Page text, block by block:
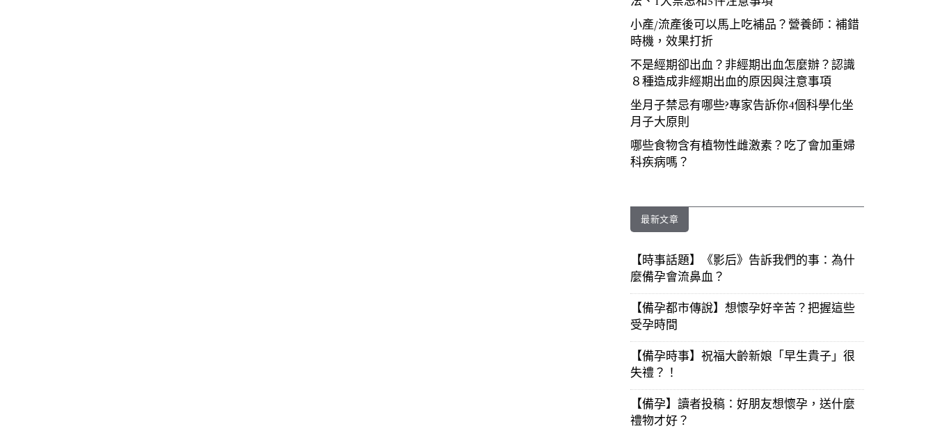
小產/流產後可以馬上吃補品？營養師：補錯
時機，效果打折
不是經期卻出血？非經期出血怎麼辦？認識
８種造成非經期出血的原因與注意事項
坐月子禁忌有哪些?專家告訴你4個科學化坐
月子大原則
哪些食物含有植物性雌激素？吃了會加重婦
科疾病嗎？
最新文章
【時事話題】《影后》告訴我們的事：為什
麼備孕會流鼻血？
【備孕都市傳說】想懷孕好辛苦？把握這些
受孕時間
【備孕時事】祝福大齡新娘「早生貴子」很
失禮？！
【備孕】讀者投稿：好朋友想懷孕，送什麼
禮物才好？